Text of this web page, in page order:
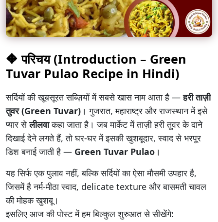
🔶परिचय (Introduction – Green
Tuvar Pulao Recipe in Hindi)
सर्दियों की खूबसूरत सब्ज़ियों में सबसे खास नाम आता है —हरी ताज़ी
तुवर (Green Tuvar) । गुजरात, महाराष्ट्र और राजस्थान में इसे
प्यार सेलीलवाकहा जाता है। जब मार्केट में ताज़ी हरी तुवर के दाने
दिखाई देने लगते हैं, तो घर-घर में इसकी खुशबूदार, स्वाद से भरपूर
डिश बनाई जाती है — Green Tuvar Pulao ।
यह सिर्फ एक पुलाव नहीं, बल्कि सर्दियों का ऐसा मौसमी उपहार है,
जिसमें है नर्म-मीठा स्वाद, delicate texture और बासमती चावल
की मोहक खुशबू।
इसलिए आज की पोस्ट में हम बिल्कुल शुरुआत से सीखेंगे: